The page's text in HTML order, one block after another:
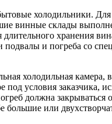
холодильники. Для
винные склады
хранения
подвалы и погреба со
холодильная камера,
условия заказчика,
должна закрываться
большие или